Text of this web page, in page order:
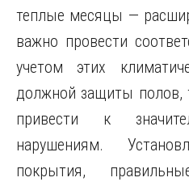
теплые месяцы —
важно провести
учетом этих
должной защиты полов,
привести к
нарушениям.
покрытия,